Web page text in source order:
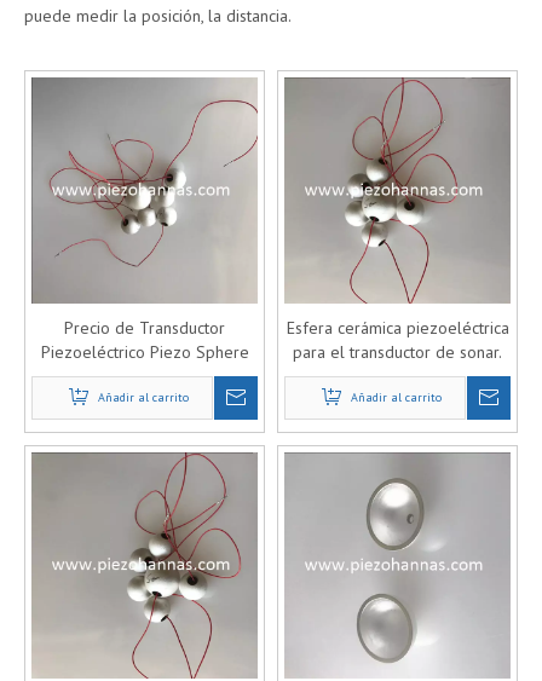
puede medir la posición, la distancia.
Precio de Transductor
Piezoeléctrico Piezo Sphere
para Sonar
Añadir al carrito
Esfera cerámica piezoeléctrica
para el transductor de sonar.
Añadir al carrito